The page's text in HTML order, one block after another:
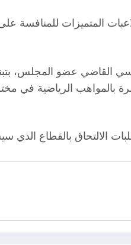
بالمواهب الرياضية
طلبات الالتحاق بالقطاع